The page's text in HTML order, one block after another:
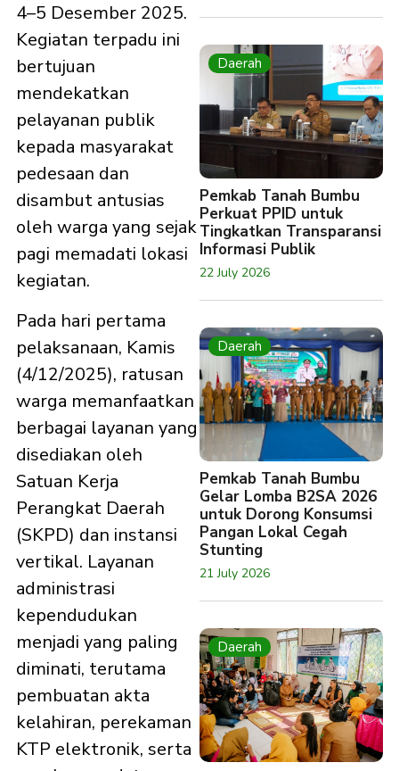
4–5 Desember 2025.
Kegiatan terpadu ini
bertujuan
mendekatkan
pelayanan publik
kepada masyarakat
pedesaan dan
disambut antusias
oleh warga yang sejak
pagi memadati lokasi
kegiatan.
Pada hari pertama
pelaksanaan, Kamis
(4/12/2025), ratusan
warga memanfaatkan
berbagai layanan yang
disediakan oleh
Satuan Kerja
Perangkat Daerah
(SKPD) dan instansi
vertikal. Layanan
administrasi
kependudukan
menjadi yang paling
diminati, terutama
pembuatan akta
kelahiran, perekaman
KTP elektronik, serta
Daerah
Pemkab Tanah Bumbu
Perkuat PPID untuk
Tingkatkan Transparansi
Informasi Publik
22 July 2026
Daerah
Pemkab Tanah Bumbu
Gelar Lomba B2SA 2026
untuk Dorong Konsumsi
Pangan Lokal Cegah
Stunting
21 July 2026
Daerah